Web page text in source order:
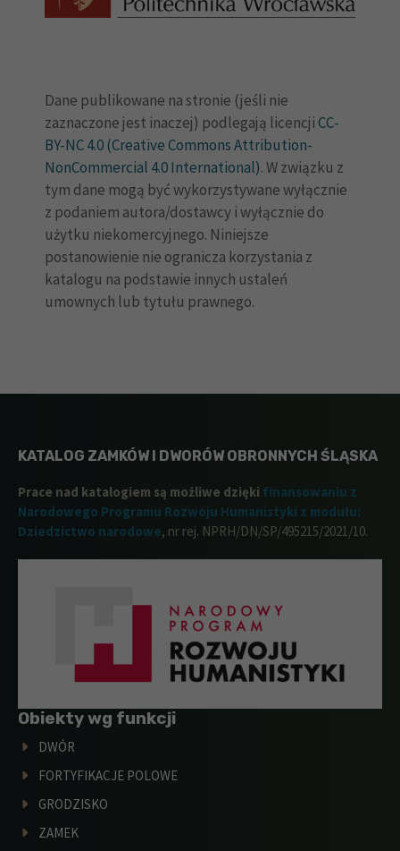
Dane publikowane na stronie (jeśli nie
zaznaczone jest inaczej) podlegają licencjiCC-
BY-NC 4.0 (Creative Commons Attribution-
NonCommercial 4.0 International). W związku z
tym dane mogą być wykorzystywane wyłącznie
z podaniem autora/dostawcy i wyłącznie do
użytku niekomercyjnego. Niniejsze
postanowienie nie ogranicza korzystania z
katalogu na podstawie innych ustaleń
umownych lub tytułu prawnego.
KATALOG ZAMKÓW I DWORÓW OBRONNYCH ŚLĄSKA
Prace nad katalogiem są możliwe dzięki finansowaniu z
Narodowego Programu Rozwoju Humanistyki z modułu:
Dziedzictwo narodowe, nr rej. NPRH/DN/SP/495215/2021/10.
Obiekty wg funkcji
DWÓR
FORTYFIKACJE POLOWE
GRODZISKO
ZAMEK